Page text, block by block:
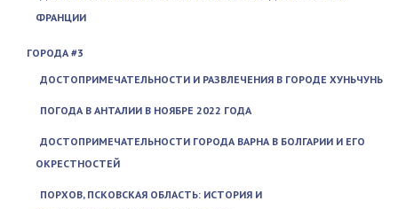
ФРАНЦИИ
ГОРОДА #3
ДОСТОПРИМЕЧАТЕЛЬНОСТИ И РАЗВЛЕЧЕНИЯ В ГОРОДЕ ХУНЬЧУНЬ
ПОГОДА В АНТАЛИИ В НОЯБРЕ 2022 ГОДА
ДОСТОПРИМЕЧАТЕЛЬНОСТИ ГОРОДА ВАРНА В БОЛГАРИИ И ЕГО
ОКРЕСТНОСТЕЙ
ПОРХОВ, ПСКОВСКАЯ ОБЛАСТЬ: ИСТОРИЯ И